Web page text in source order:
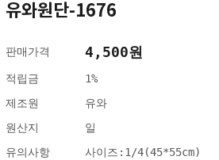
유와원단-1676
판매가격 4,500원
적립금
1%
제조원
유와
원산지
일
유의사항
사이즈:1/4(45*55cm)